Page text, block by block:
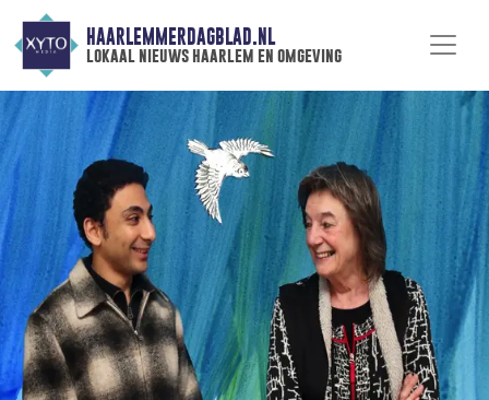
HAARLEMMERDAGBLAD.NL
lokaal nieuws haarlem en omgeving